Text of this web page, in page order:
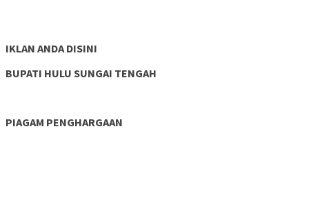
IKLAN ANDA DISINI
BUPATI HULU SUNGAI TENGAH
PIAGAM PENGHARGAAN